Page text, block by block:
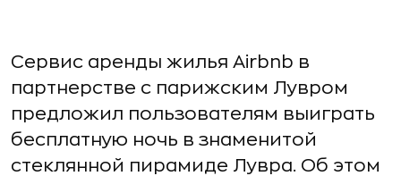
Сервис аренды жилья Airbnb в
партнерстве с парижским Лувром
предложил пользователям выиграть
бесплатную ночь в знаменитой
стеклянной пирамиде Лувра. Об этом